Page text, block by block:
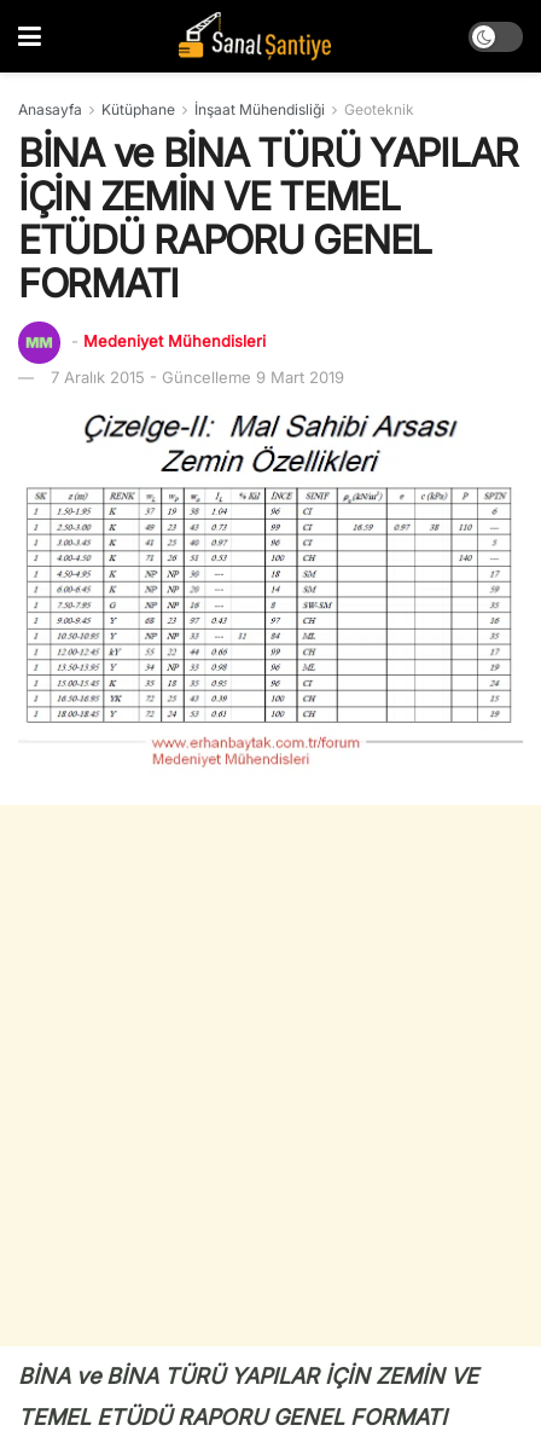
Anasayfa Kütüphane İnşaat Mühendisliği Geoteknik
BİNA ve BİNA TÜRÜ YAPILAR
İÇİN ZEMİN VE TEMEL
ETÜDÜ RAPORU GENEL
FORMATI
- Medeniyet Mühendisleri
7 Aralık 2015 - Güncelleme 9 Mart 2019
BİNA ve BİNA TÜRÜ YAPILAR İÇİN ZEMİN VE
TEMEL ETÜDÜ RAPORU GENEL FORMATI